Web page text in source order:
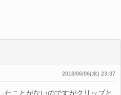
2018/06/06(水) 23:37
たことがないのですがクリップと